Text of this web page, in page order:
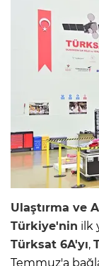
Ulaştırma ve
Türkiye'nin ilk
Türksat 6A'yı,
Temmuz'a